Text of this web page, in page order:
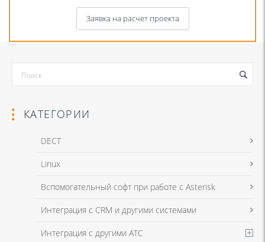
Я даю согласие на обработку моих персональных данных для связи
в соответствии с Политикой в отношении обработки персональных
Заявка на расчет проекта
КАТЕГОРИИ
DECT
Linux
Вспомогательный софт при работе с Asterisk
Интеграция с CRM и другими системами
Интеграция с другими АТС